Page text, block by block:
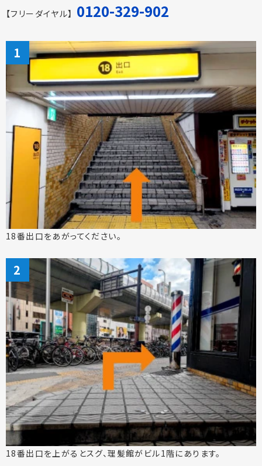
【フリーダイヤル】 0120-329-902
18番出口をあがってください。
18番出口を上がるとスグ、理髪館がビル1階にあります。